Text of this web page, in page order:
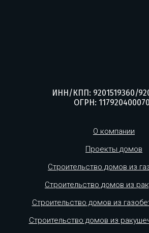
ИНН/КПП: 9201519360/
ОГРН:
О компании
Проекты домов
Строительство домов из
Строительство домов из
Строительство домов из
Строительство домов из